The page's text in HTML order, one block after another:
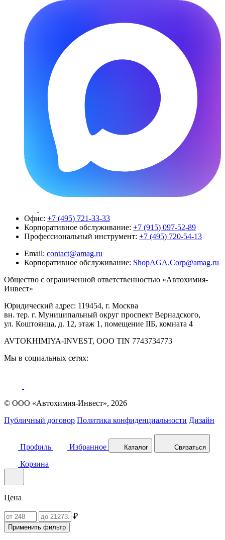
Офис: +7 (495) 721-33-33
Корпоративное обслуживание: +7 (915) 097-52-89
Профессиональный инструмент: +7 (495) 720-54-13
Email: contact@amag.ru
Корпоративное обслуживание: ShopAGA.Corp@amag.ru
Общество с ограниченной ответственностью «Автохимия-
Инвест»
Юридический адрес: 119454, г. Москва
вн. тер. г. Муниципальный округ проспект Вернадского,
ул. Коштоянца, д. 12, этаж 1, помещение IIБ, комната 4
AVTOKHIMIYA-INVEST, OOO TIN 7743734773
Мы в социальных сетях:
© ООО «Автохимия-Инвест», 2026
Публичный договор Политика конфиденциальности Дизайн
Профиль Избранное Каталог Связаться
Корзина
Цена
₽
Применить фильтр